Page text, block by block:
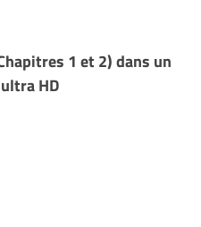
1 et 2) dans un
HD